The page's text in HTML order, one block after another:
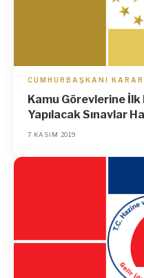
CUMHURBAŞKANI
Kamu Görevlerine
Yapılacak Sınavlar
Yönetmelikte
7 KASIM 2019